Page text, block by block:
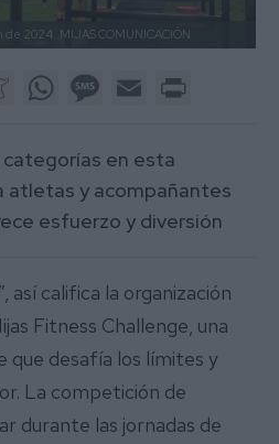
de 2024. MIJAS COMUNICACIÓN.
MeneameWhatsAppMessage
Email
en esta
atletas y acompañantes
esfuerzo y diversión
así califica la organización
Fitness Challenge, una
que desafía los límites y
La competición de
durante las jornadas de